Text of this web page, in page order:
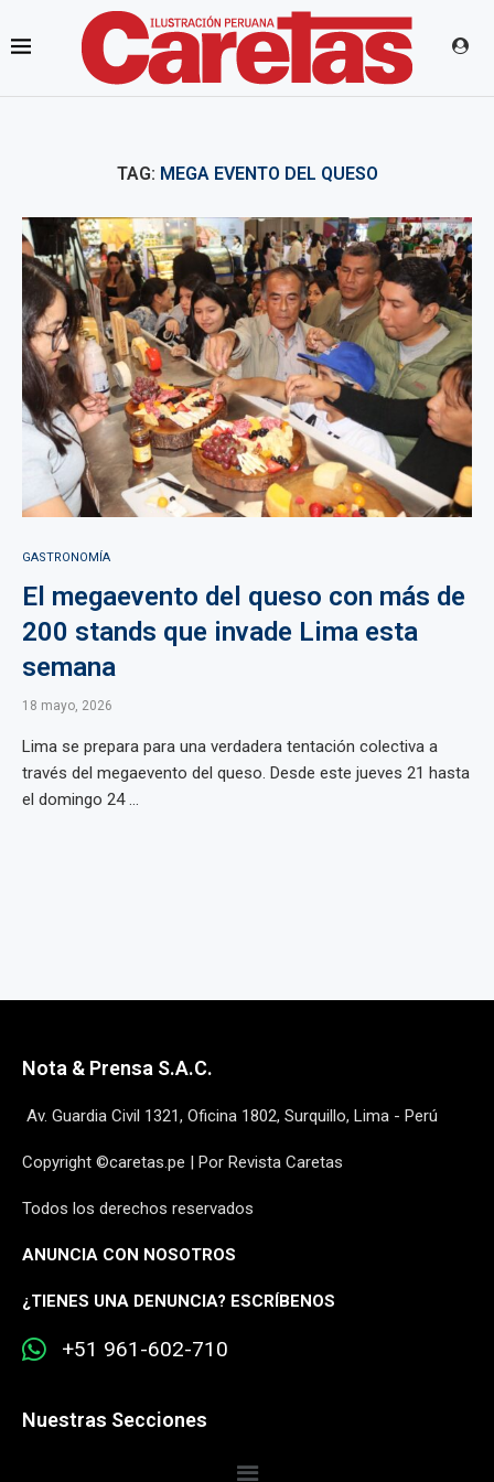
TAG: MEGA EVENTO DEL QUESO
GASTRONOMÍA
El megaevento del queso con más de
200 stands que invade Lima esta
semana
18 mayo, 2026
Lima se prepara para una verdadera tentación colectiva a
través del megaevento del queso. Desde este jueves 21 hasta
el domingo 24 ...
Nota & Prensa S.A.C.
Av. Guardia Civil 1321, Oficina 1802, Surquillo, Lima - Perú
Copyright ©caretas.pe | Por Revista Caretas
Todos los derechos reservados
ANUNCIA CON NOSOTROS
¿TIENES UNA DENUNCIA? ESCRÍBENOS
+51 961-602-710
Nuestras Secciones